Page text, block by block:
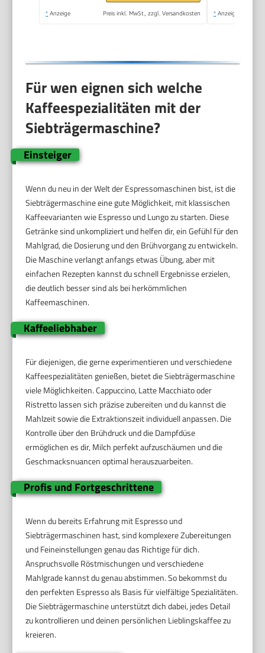
geeignet, 15cm breit,
* Anzeige Preis inkl. MwSt., zzgl. Versandkosten * Anzeige
Für wen eignen sich welche
Kaffeespezialitäten mit der
Siebträgermaschine?
Einsteiger
Wenn du neu in der Welt der Espressomaschinen bist, ist die
Siebträgermaschine eine gute Möglichkeit, mit klassischen
Kaffeevarianten wie Espresso und Lungo zu starten. Diese
Getränke sind unkompliziert und helfen dir, ein Gefühl für den
Mahlgrad, die Dosierung und den Brühvorgang zu entwickeln.
Die Maschine verlangt anfangs etwas Übung, aber mit
einfachen Rezepten kannst du schnell Ergebnisse erzielen,
die deutlich besser sind als bei herkömmlichen
Kaffeemaschinen.
Kaffeeliebhaber
Für diejenigen, die gerne experimentieren und verschiedene
Kaffeespezialitäten genießen, bietet die Siebträgermaschine
viele Möglichkeiten. Cappuccino, Latte Macchiato oder
Ristretto lassen sich präzise zubereiten und du kannst die
Mahlzeit sowie die Extraktionszeit individuell anpassen. Die
Kontrolle über den Brühdruck und die Dampfdüse
ermöglichen es dir, Milch perfekt aufzuschäumen und die
Geschmacksnuancen optimal herauszuarbeiten.
Profis und Fortgeschrittene
Wenn du bereits Erfahrung mit Espresso und
Siebträgermaschinen hast, sind komplexere Zubereitungen
und Feineinstellungen genau das Richtige für dich.
Anspruchsvolle Röstmischungen und verschiedene
Mahlgrade kannst du genau abstimmen. So bekommst du
den perfekten Espresso als Basis für vielfältige Spezialitäten.
Die Siebträgermaschine unterstützt dich dabei, jedes Detail
zu kontrollieren und deinen persönlichen Lieblingskaffee zu
kreieren.